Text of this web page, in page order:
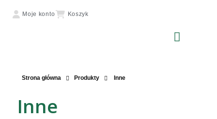
Moje konto Koszyk
Strona główna Produkty Inne
Inne